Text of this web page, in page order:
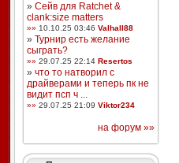
» Сейв для Ratchet &
clank:size matters
»» 10.10.25 03:46 Valhall88
» Турнир есть желание
сыграть?
»» 29.07.25 22:14 Resertos
» что то натворил с
драйверами и теперь пк не
видит псп ч ...
»» 29.07.25 21:09 Viktor234
на форум »»